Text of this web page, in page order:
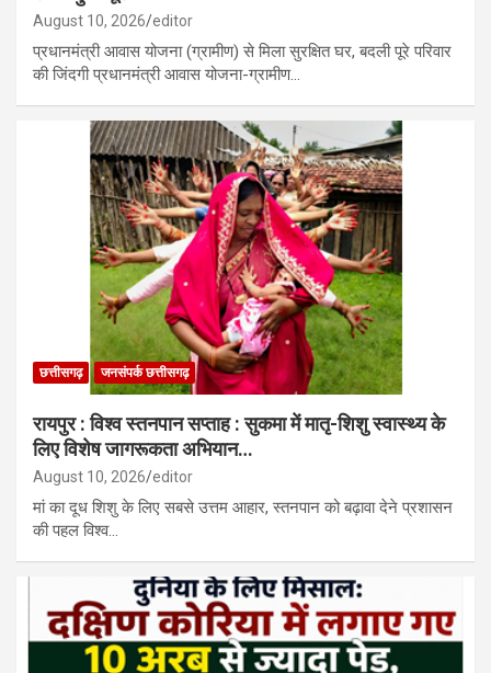
August 10, 2026 editor
प्रधानमंत्री आवास योजना (ग्रामीण) से मिला सुरक्षित घर, बदली पूरे परिवार
की जिंदगी प्रधानमंत्री आवास योजना-ग्रामीण…
छत्तीसगढ़ जनसंपर्क छत्तीसगढ़
रायपुर : विश्व स्तनपान सप्ताह : सुकमा में मातृ-शिशु स्वास्थ्य के
लिए विशेष जागरूकता अभियान…
August 10, 2026 editor
मां का दूध शिशु के लिए सबसे उत्तम आहार, स्तनपान को बढ़ावा देने प्रशासन
की पहल विश्व…